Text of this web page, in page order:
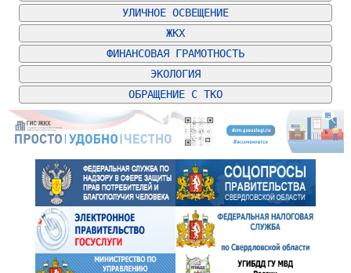
УЛИЧНОЕ ОСВЕЩЕНИЕ
ЖКХ
ФИНАНСОВАЯ ГРАМОТНОСТЬ
ЭКОЛОГИЯ
ОБРАЩЕНИЕ С ТКО